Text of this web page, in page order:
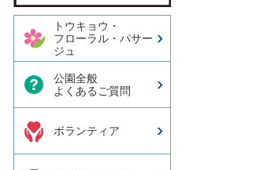
トウキョウ・
フローラル・パサー
ジュ
公園全般
よくあるご質問
ボランティア